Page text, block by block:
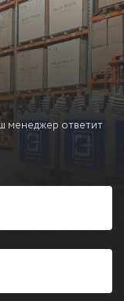
менеджер ответит